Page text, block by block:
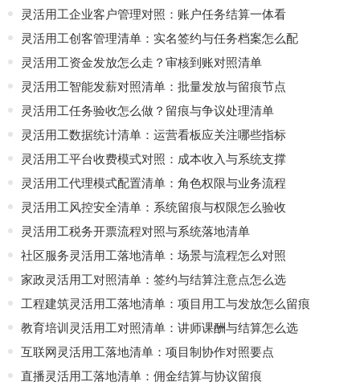
灵活用工企业客户管理对照：账户任务结算一体看
灵活用工创客管理清单：实名签约与任务档案怎么配
灵活用工资金发放怎么走？审核到账对照清单
灵活用工智能发薪对照清单：批量发放与留痕节点
灵活用工任务验收怎么做？留痕与争议处理清单
灵活用工数据统计清单：运营看板应关注哪些指标
灵活用工平台收费模式对照：成本收入与系统支撑
灵活用工代理模式配置清单：角色权限与业务流程
灵活用工风控安全清单：系统留痕与权限怎么验收
灵活用工税务开票流程对照与系统落地清单
社区服务灵活用工落地清单：场景与流程怎么对照
家政灵活用工对照清单：签约与结算注意点怎么选
工程建筑灵活用工落地清单：项目用工与发放怎么留痕
教育培训灵活用工对照清单：讲师课酬与结算怎么选
互联网灵活用工落地清单：项目制协作对照要点
直播灵活用工落地清单：佣金结算与协议留痕